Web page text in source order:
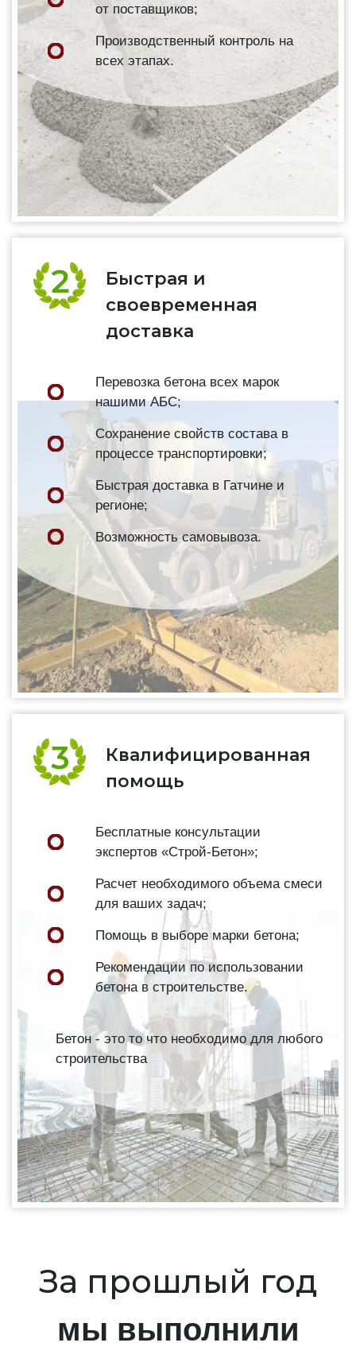
от поставщиков;
Производственный контроль на
всех этапах.
Быстрая и
своевременная
доставка
Перевозка бетона всех марок
нашими АБС;
Сохранение свойств состава в
процессе транспортировки;
Быстрая доставка в Гатчине и
регионе;
Возможность самовывоза.
Квалифицированная
помощь
Бесплатные консультации
экспертов «Строй-Бетон»;
Расчет необходимого объема смеси
для ваших задач;
Помощь в выборе марки бетона;
Рекомендации по использовании
бетона в строительстве.
Бетон - это то что необходимо для любого
строительства
За прошлый год
мы выполнили